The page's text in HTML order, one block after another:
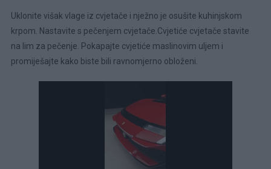
Uklonite višak vlage iz cvjetače i nježno je osušite kuhinjskom
krpom. Nastavite s pečenjem cvjetače.Cvjetiće cvjetače stavite
na lim za pečenje. Pokapajte cvjetiće maslinovim uljem i
promiješajte kako biste bili ravnomjerno obloženi.